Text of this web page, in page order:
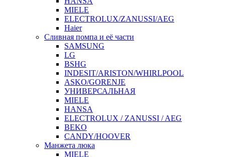
MIELE
ELECTROLUX/ZANUSSI/AEG
Haier
Сливная помпа и её части
SAMSUNG
LG
BSHG
INDESIT/ARISTON/WHIRLPOOL
ASKO/GORENJE
УНИВЕРСАЛЬНАЯ
MIELE
HANSA
ELECTROLUX / ZANUSSI / AEG
BEKO
CANDY/HOOVER
Манжета люка
MIELE